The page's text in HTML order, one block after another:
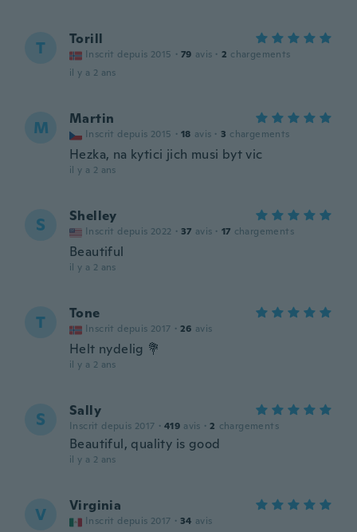
T Torill
Inscrit depuis 2015 · 79 avis · 2 chargements
il y a 2 ans
M Martin
Inscrit depuis 2015 · 18 avis · 3 chargements
Hezka, na kytici jich musi byt vic
il y a 2 ans
S Shelley
Inscrit depuis 2022 · 37 avis · 17 chargements
Beautiful
il y a 2 ans
T Tone
Inscrit depuis 2017 · 26 avis
Helt nydelig 💐
il y a 2 ans
S Sally
Inscrit depuis 2017 · 419 avis · 2 chargements
Beautiful, quality is good
il y a 2 ans
V Virginia
Inscrit depuis 2017 · 34 avis